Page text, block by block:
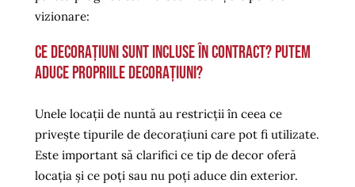
vizionare:
Ce decorațiuni sunt incluse în contract? Putem
aduce propriile decorațiuni?
Unele locații de nuntă au restricții în ceea ce
privește tipurile de decorațiuni care pot fi utilizate.
Este important să clarifici ce tip de decor oferă
locația și ce poți sau nu poți aduce din exterior.